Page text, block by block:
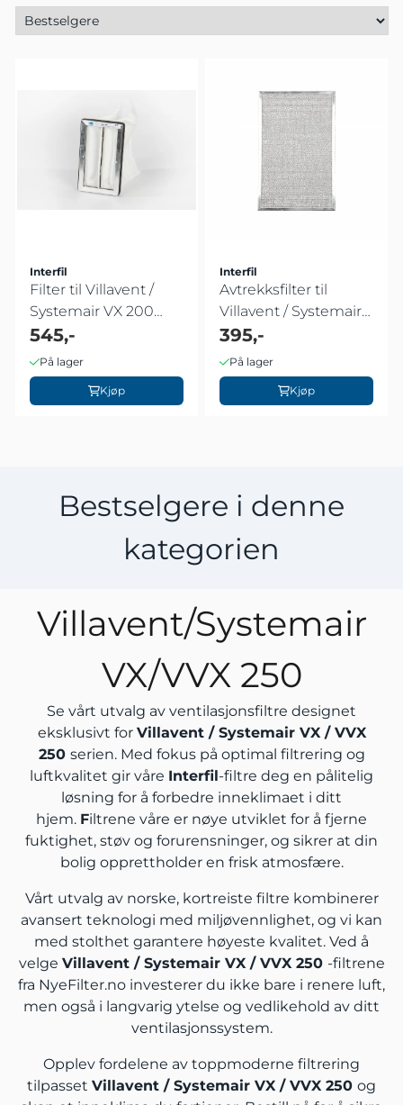
Interfil
Filter til Villavent /
Systemair VX 200
VVX 250 ...
545,-
På lager
Kjøp
Interfil
Avtrekksfilter til
Villavent / Systemair
VVX og ...
395,-
På lager
Kjøp
Bestselgere i denne
kategorien
Villavent/Systemair
VX/VVX 250
Se vårt utvalg av ventilasjonsfiltre designet
eksklusivt for Villavent / Systemair VX / VVX
250 serien. Med fokus på optimal filtrering og
luftkvalitet gir våre Interfil-filtre deg en pålitelig
løsning for å forbedre inneklimaet i ditt
hjem. Filtrene våre er nøye utviklet for å fjerne
fuktighet, støv og forurensninger, og sikrer at din
bolig opprettholder en frisk atmosfære.
Vårt utvalg av norske, kortreiste filtre kombinerer
avansert teknologi med miljøvennlighet, og vi kan
med stolthet garantere høyeste kvalitet. Ved å
velge Villavent / Systemair VX / VVX 250 -filtrene
fra NyeFilter.no investerer du ikke bare i renere luft,
men også i langvarig ytelse og vedlikehold av ditt
ventilasjonssystem.
Opplev fordelene av toppmoderne filtrering
tilpasset Villavent / Systemair VX / VVX 250 og